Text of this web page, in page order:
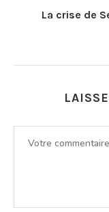
La crise de